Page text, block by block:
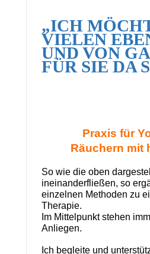
„ICH
VIELEN
UND VON
FÜR SIE DA
Praxis für
Räuchern mit
So wie die oben
ineinanderfließen, so
einzelnen Methoden zu
Therapie.
Im Mittelpunkt stehen
Anliegen.
Ich begleite und